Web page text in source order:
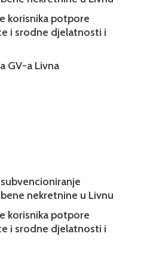
korisnika potpore
i srodne djelatnosti i
GV-a Livna
nekretnine u Livnu
korisnika potpore
i srodne djelatnosti i